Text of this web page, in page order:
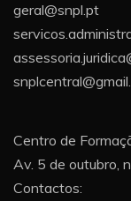
geral@snpl.pt
Centro de
Av. 5 de outubro,
Contactos: